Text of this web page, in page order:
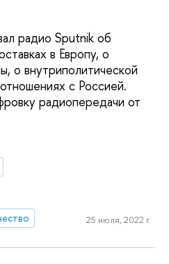
радио Sputnik об
в Европу, о
о внутриполитической
с Россией.
радиопередачи от
25 июля, 2022 г.